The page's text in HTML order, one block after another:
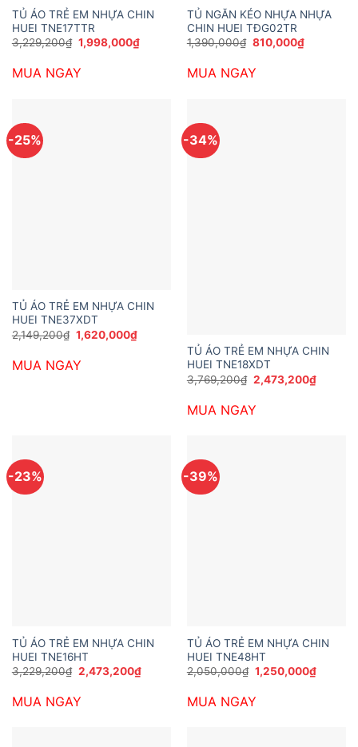
TỦ ÁO TRẺ EM NHỰA CHIN
HUEI TNE17TTR
3,229,200₫ Giá
gốc
3,229,200₫.
1,998,000₫Giá
hiện
MUA NGAY
TỦ NGĂN KÉO NHỰA NHỰA
CHIN HUEI TĐG02TR
1,390,000₫ Giá
1,390,000₫.
810,000₫Giá
hiện
MUA NGAY
-25%
TỦ ÁO TRẺ EM NHỰA CHIN
HUEI TNE37XDT
2,149,200₫ Giá
gốc
2,149,200₫.
1,620,000₫Giá
hiện
1,620,000₫.
MUA NGAY
-34%
TỦ ÁO TRẺ EM NHỰA CHIN
HUEI TNE18XDT
3,769,200₫ Giá
gốc
3,769,200₫.
2,473,200₫Giá
hiện
MUA NGAY
-23%
TỦ ÁO TRẺ EM NHỰA CHIN
HUEI TNE16HT
3,229,200₫ Giá
gốc
3,229,200₫.
2,473,200₫Giá
hiện
MUA NGAY
-39%
TỦ ÁO TRẺ EM NHỰA CHIN
HUEI TNE48HT
2,050,000₫ Giá
gốc
2,050,000₫.
1,250,000₫Giá
hiện
MUA NGAY